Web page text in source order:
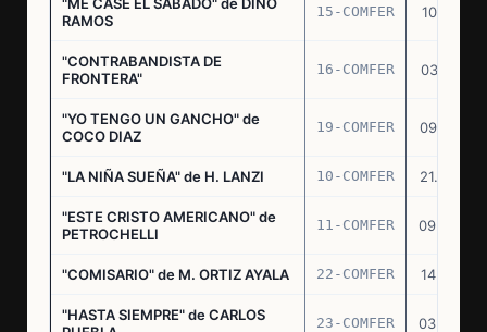
RAMOS
15-COMFER 10.10.74
"CONTRABANDISTA DE
FRONTERA"
16-COMFER 03.12.74
"YO TENGO UN GANCHO" de
COCO DIAZ
19-COMFER 09.01.75
"LA NIÑA SUEÑA" de H. LANZI 10-COMFER 21.03.75
"ESTE CRISTO AMERICANO" de
PETROCHELLI
11-COMFER 09.04.75
"COMISARIO" de M. ORTIZ AYALA 22-COMFER 14.07.75
"HASTA SIEMPRE" de CARLOS
23-COMFER 03.09.75